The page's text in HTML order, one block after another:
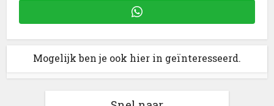
Mogelijk ben je ook hier in geïnteresseerd.